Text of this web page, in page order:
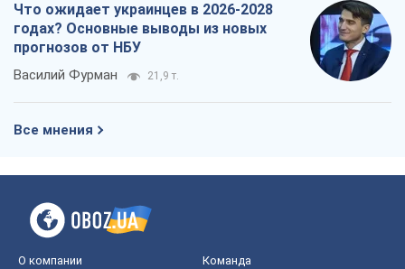
Что ожидает украинцев в 2026-2028
годах? Основные выводы из новых
прогнозов от НБУ
Василий Фурман 21,9 т.
Все мнения
О компании Команда